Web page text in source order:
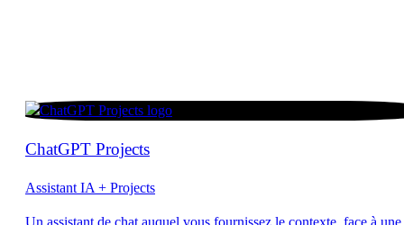
ChatGPT Projects
Assistant IA + Projects